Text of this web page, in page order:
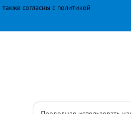
согласны с политикой